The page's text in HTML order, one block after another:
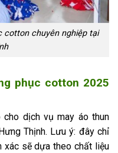
cotton chuyên nghiệp tại
phục cotton 2025
dịch vụ may áo thun
Thịnh. Lưu ý: đây chỉ
xác sẽ dựa theo chất liệu